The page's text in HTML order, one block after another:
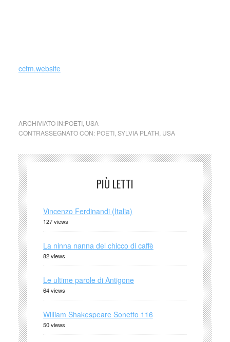
cctm.website
ARCHIVIATO IN:POETI, USA
CONTRASSEGNATO CON: POETI, SYLVIA PLATH USA
PIÙ LETTI
Vincenzo Ferdinandi (Italia)
127 views
La ninna nanna del chicco di caffè
82 views
Le ultime parole di Antigone
64 views
William Shakespeare Sonetto 116
50 views